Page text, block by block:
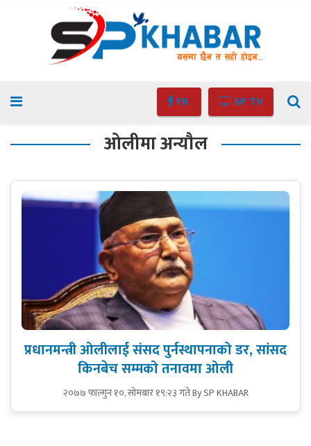
FB SP TV
ओलीमा अन्यौल
प्रधानमन्त्री ओलीलाई संसद पुर्नस्थापनाको डर, सांसद
किनबेच सम्मको तनावमा ओली
२०७७ फाल्गुन १०, सोमबार १९:२३ गतेBy SP KHABAR